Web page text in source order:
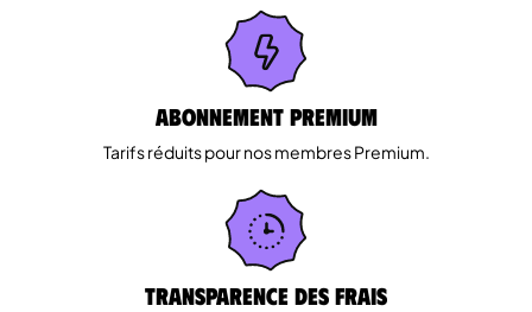
Abonnement Premium
Tarifs réduits pour nos membres Premium.
Transparence des Frais